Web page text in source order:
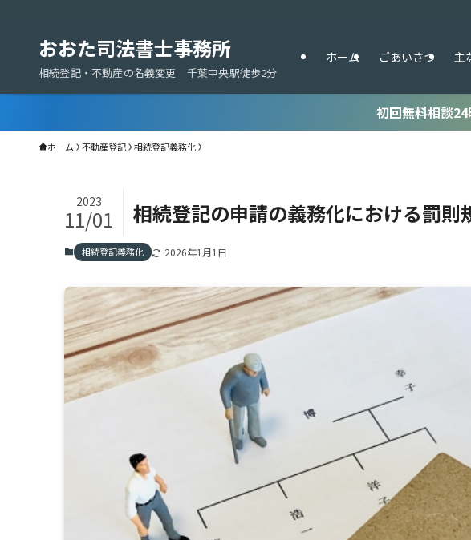
おおた司法書士事務所
相続登記・不動産の名義変更 千葉中央駅徒歩2分
ホーム ごあいさつ 主
初回無料相談24
ホーム 不動産登記 相続登記義務化
相続登記の申請の義務化における罰則
2023
11/01
相続登記義務化 2026年1月1日